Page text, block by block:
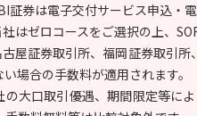
証券は電子交付サービス申込・
はゼロコースをご選択の上、
屋証券取引所、福岡証券取引所
い場合の手数料が適用されます。
大口取引優遇、期間限定等に